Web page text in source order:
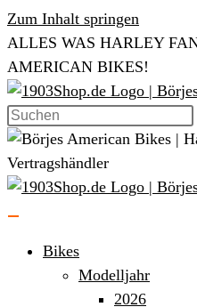
Zum Inhalt springen
ALLES WAS HARLEY
AMERICAN BIKES!
Bikes
Modelljahr
2026